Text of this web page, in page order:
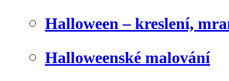
Halloween – kreslení,
Halloweenské malování